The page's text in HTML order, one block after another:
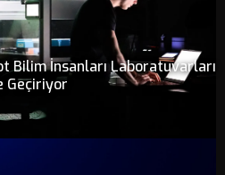
Bilim İnsanları Laboratuvarları
Geçiriyor